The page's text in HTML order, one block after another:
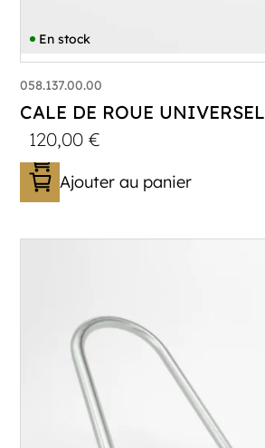
En stock
058.137.00.00
CALE DE ROUE UNIVERSEL
120,00€
Ajouter au panier